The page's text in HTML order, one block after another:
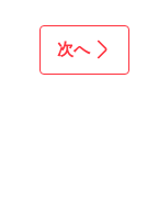
次へ